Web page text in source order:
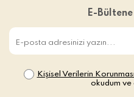
E-
Kişisel Verilerin
okudum ve